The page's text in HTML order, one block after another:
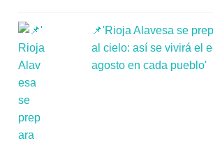
📌'Rioja Alavesa se
al cielo: así se vivirá el
agosto en cada pueblo'